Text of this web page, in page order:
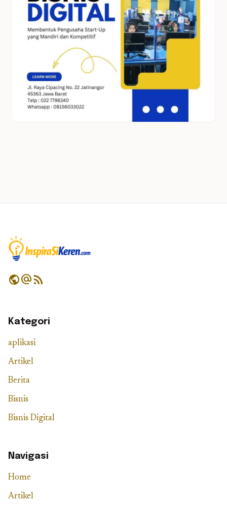
publicalternate_emailrss_feed
Kategori
aplikasi
Artikel
Berita
Bisnis
Bisnis Digital
Navigasi
Home
Artikel